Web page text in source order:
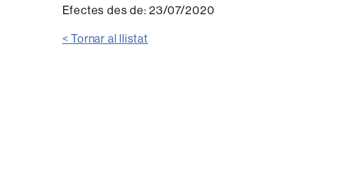
Efectes des de:23/07/2020
< Tornar al llistat